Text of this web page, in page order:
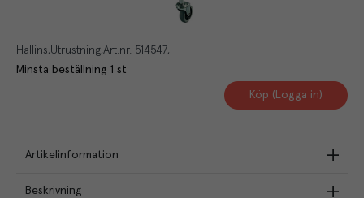
Hallins Utrustning Art.nr. 514547
Minsta beställning 1 st
Köp (Logga in)
Artikelinformation
Beskrivning